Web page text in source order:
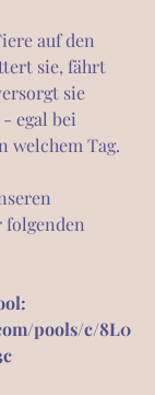
auf den
sie, fährt
sie
egal bei
welchem Tag.
pools/c/8L0